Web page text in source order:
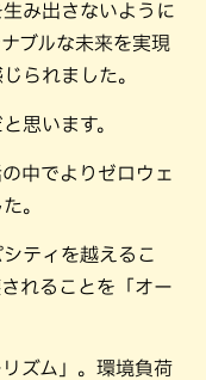
み出さないように
ブルな未来を実現
られました。
思います。
中でよりゼロウェ
。
ティを越えるこ
れることを「オー
ズム」。環境負荷